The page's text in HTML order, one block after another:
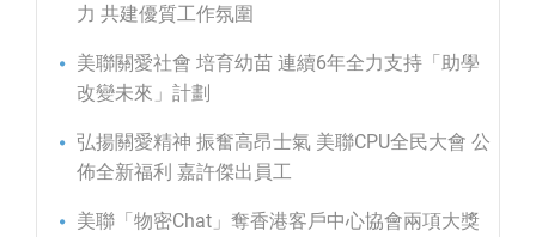
力 共建優質工作氛圍
美聯關愛社會 培育幼苗 連續6年全力支持「助學
改變未來」計劃
弘揚關愛精神 振奮高昂士氣 美聯CPU全民大會 公
佈全新福利 嘉許傑出員工
美聯「物密Chat」奪香港客戶中心協會兩項大獎